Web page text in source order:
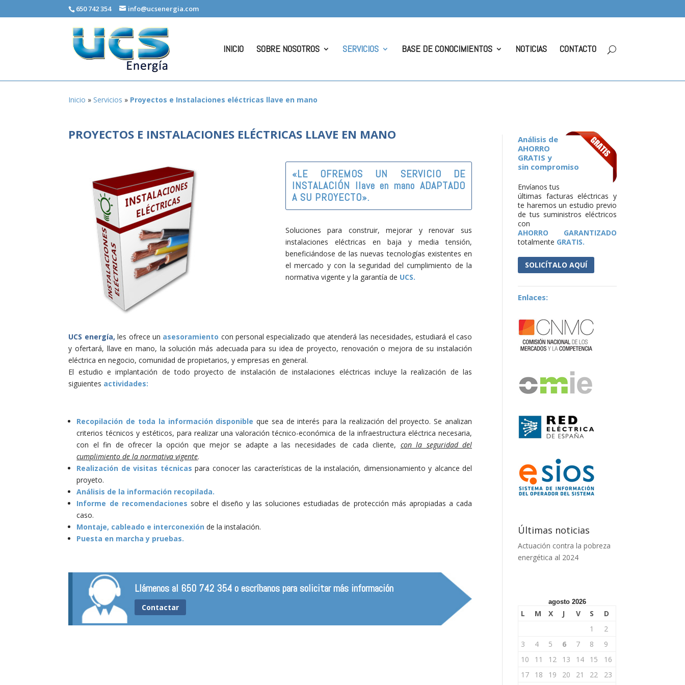
650 742 354 info@ucsenergia.com
INICIO SOBRE NOSOTROS SERVICIOS BASE DE CONOCIMIENTOS NOTICIAS CONTACTO
Inicio » Servicios » Proyectos e Instalaciones eléctricas llave en mano
PROYECTOS E INSTALACIONES ELÉCTRICAS LLAVE EN MANO
«LE OFREMOS UN SERVICIO DE
INSTALACIÓN llave en mano ADAPTADO
A SU PROYECTO».
Soluciones para construir, mejorar y renovar sus
instalaciones eléctricas en baja y media tensión,
beneficiándose de las nuevas tecnologías existentes en
el mercado y con la seguridad del cumplimiento de la
normativa vigente y la garantía de UCS.
UCS energía, les ofrece un asesoramiento con personal especializado que atenderá las necesidades, estudiará el caso
y ofertará, llave en mano, la solución más adecuada para su idea de proyecto, renovación o mejora de su instalación
eléctrica en negocio, comunidad de propietarios, y empresas en general.
El estudio e implantación de todo proyecto de instalación de instalaciones eléctricas incluye la realización de las
siguientes actividades:
Recopilación de toda la información disponible que sea de interés para la realización del proyecto. Se analizan
criterios técnicos y estéticos, para realizar una valoración técnico-económica de la infraestructura eléctrica necesaria,
con el fin de ofrecer la opción que mejor se adapte a las necesidades de cada cliente, con la seguridad del
cumplimiento de la normativa vigente.
Realización de visitas técnicas para conocer las características de la instalación, dimensionamiento y alcance del
proyeto.
Análisis de la información recopilada.
Informe de recomendaciones sobre el diseño y las soluciones estudiadas de protección más apropiadas a cada
caso.
Montaje, cableado e interconexión de la instalación.
Puesta en marcha y pruebas.
Llámenos al 650 742 354 o escríbanos para solicitar más información
Contactar
Análisis de
AHORRO
GRATIS y
sin compromiso
Envíanos tus
últimas facturas eléctricas y
te haremos un estudio previo
de tus suministros eléctricos
con
AHORRO GARANTIZADO
totalmente GRATIS.
SOLICÍTALO AQUÍ
Enlaces:
Últimas noticias
Actuación contra la pobreza
energética al 2024
agosto 2026
L M X J V S
D
1
2
3
4 5 6 7 8
9
10
11 12 13 14 15
16
17
18 19 20 21 22 23